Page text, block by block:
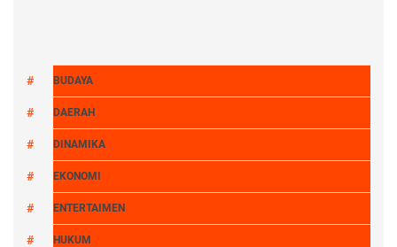
BUDAYA
DAERAH
DINAMIKA
EKONOMI
ENTERTAIMEN
HUKUM